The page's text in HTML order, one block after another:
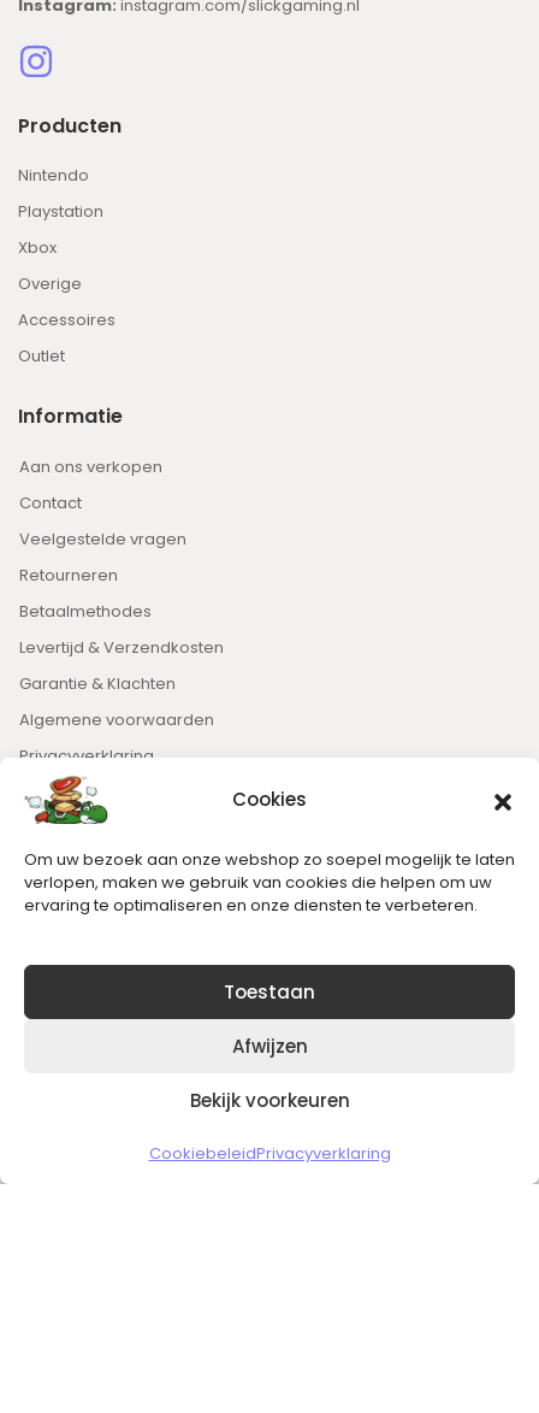
Cookies
Om uw bezoek aan onze webshop zo soepel mogelijk te laten
verlopen, maken we gebruik van cookies die helpen om uw
ervaring te optimaliseren en onze diensten te verbeteren.
Toestaan
Afwijzen
Bekijk voorkeuren
CookiebeleidPrivacyverklaring
Instagram: instagram.com/slickgaming.nl
Producten
Nintendo
Playstation
Xbox
Overige
Accessoires
Outlet
Informatie
Aan ons verkopen
Contact
Veelgestelde vragen
Retourneren
Betaalmethodes
Levertijd & Verzendkosten
Garantie & Klachten
Algemene voorwaarden
Privacyverklaring
Nieuwsbrief
Blijft op de hoogte van het laatste nieuws.